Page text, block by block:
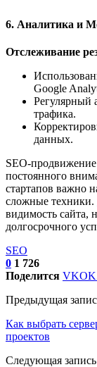
6. Аналитика и
Отслеживание
Google
Регулярный
трафика.
данных.
SEO-продвижение
постоянного
стартапов важно
сложные техники.
видимость сайта,
долгосрочного
SEO
0 1 726
Поделится VK
Предыдущая
Как выбрать
проектов
Следующая запись